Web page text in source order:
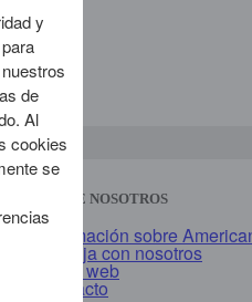
SOBRE NOSOTROS
Información sobre
Trabaja con nosotros
Mapa web
Contacto
y
de
Al
cookies
se